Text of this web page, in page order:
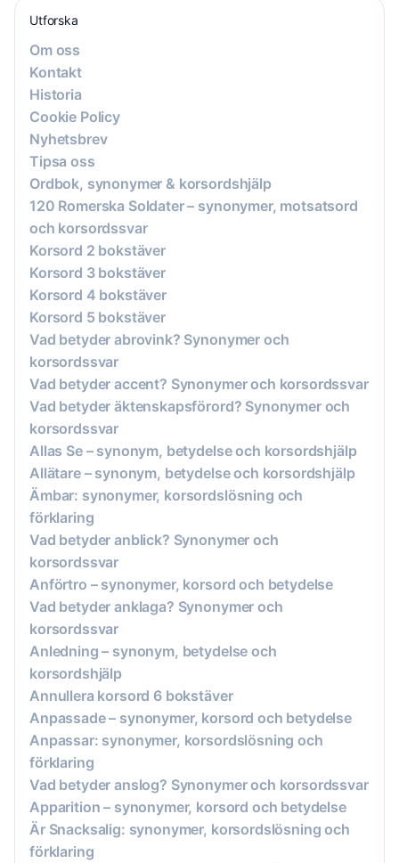
Utforska
Om oss
Kontakt
Historia
Cookie Policy
Nyhetsbrev
Tipsa oss
Ordbok, synonymer & korsordshjälp
120 Romerska Soldater – synonymer, motsatsord
och korsordssvar
Korsord 2 bokstäver
Korsord 3 bokstäver
Korsord 4 bokstäver
Korsord 5 bokstäver
Vad betyder abrovink? Synonymer och
korsordssvar
Vad betyder accent? Synonymer och korsordssvar
Vad betyder äktenskapsförord? Synonymer och
korsordssvar
Allas Se – synonym, betydelse och korsordshjälp
Allätare – synonym, betydelse och korsordshjälp
Ämbar: synonymer, korsordslösning och
förklaring
Vad betyder anblick? Synonymer och
korsordssvar
Anförtro – synonymer, korsord och betydelse
Vad betyder anklaga? Synonymer och
korsordssvar
Anledning – synonym, betydelse och
korsordshjälp
Annullera korsord 6 bokstäver
Anpassade – synonymer, korsord och betydelse
Anpassar: synonymer, korsordslösning och
förklaring
Vad betyder anslog? Synonymer och korsordssvar
Apparition – synonymer, korsord och betydelse
Är Snacksalig: synonymer, korsordslösning och
förklaring